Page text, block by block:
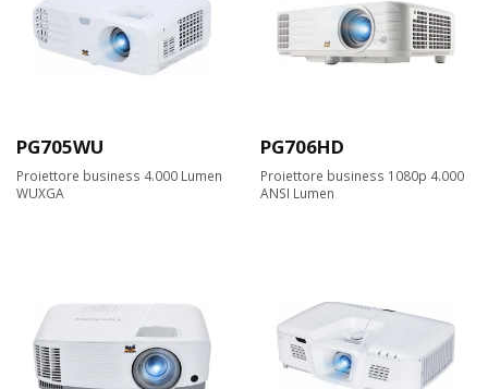
PG705WU
Proiettore business 4.000 Lumen
WUXGA
PG706HD
Proiettore business 1080p 4.000
ANSI Lumen